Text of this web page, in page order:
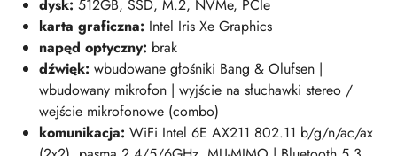
dysk: 512GB, SSD, M.2, NVMe, PCIe
karta graficzna: Intel Iris Xe Graphics
napęd optyczny: brak
dźwięk: wbudowane głośniki Bang & Olufsen |
wbudowany mikrofon | wyjście na słuchawki stereo /
wejście mikrofonowe (combo)
komunikacja: WiFi Intel 6E AX211 802.11 b/g/n/ac/ax